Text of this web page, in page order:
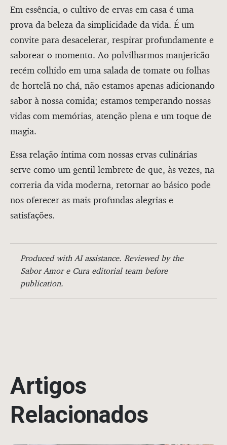
Em essência, o cultivo de ervas em casa é uma
prova da beleza da simplicidade da vida. É um
convite para desacelerar, respirar profundamente e
saborear o momento. Ao polvilharmos manjericão
recém colhido em uma salada de tomate ou folhas
de hortelã no chá, não estamos apenas adicionando
sabor à nossa comida; estamos temperando nossas
vidas com memórias, atenção plena e um toque de
magia.
Essa relação íntima com nossas ervas culinárias
serve como um gentil lembrete de que, às vezes, na
correria da vida moderna, retornar ao básico pode
nos oferecer as mais profundas alegrias e
satisfações.
Produced with AI assistance. Reviewed by the
Sabor Amor e Cura editorial team before
publication.
Artigos
Relacionados